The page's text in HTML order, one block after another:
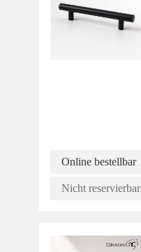
Online bestellbar
Nicht reservierbar